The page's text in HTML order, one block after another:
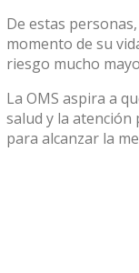
De estas
momento de su
riesgo mucho
La OMS aspira a
salud y la
para alcanzar la